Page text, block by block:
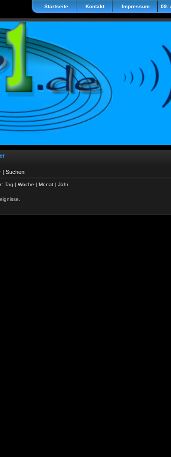
Startseite Kontakt Impressum 09.
| Suchen
Tag | Woche | Monat | Jahr